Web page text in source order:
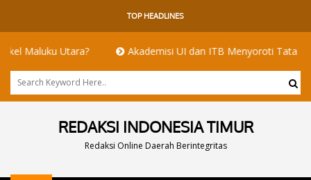
TOP HEADLINES
Utara? Akademisi UI dan ITB Menyoroti Tata Kelola
REDAKSI INDONESIA TIMUR
Redaksi Online Daerah Berintegritas